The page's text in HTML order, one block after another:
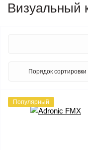
Визуальный
Популярный